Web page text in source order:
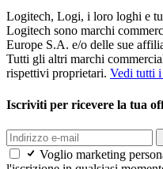
Logitech, Logi, i loro loghi e
Logitech sono marchi
Europe S.A. e/o delle sue
Tutti gli altri marchi
rispettivi proprietari. Vedi tutti
Iscriviti per ricevere la tua
Voglio marketing